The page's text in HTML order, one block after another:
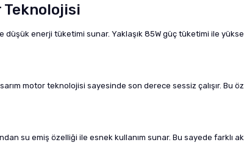
Teknolojisi
düşük enerji tüketimi sunar. Yaklaşık 85W güç tüketimi ile
motor teknolojisi sayesinde son derece sessiz çalışır. Bu
su emiş özelliği ile esnek kullanım sunar. Bu sayede farklı